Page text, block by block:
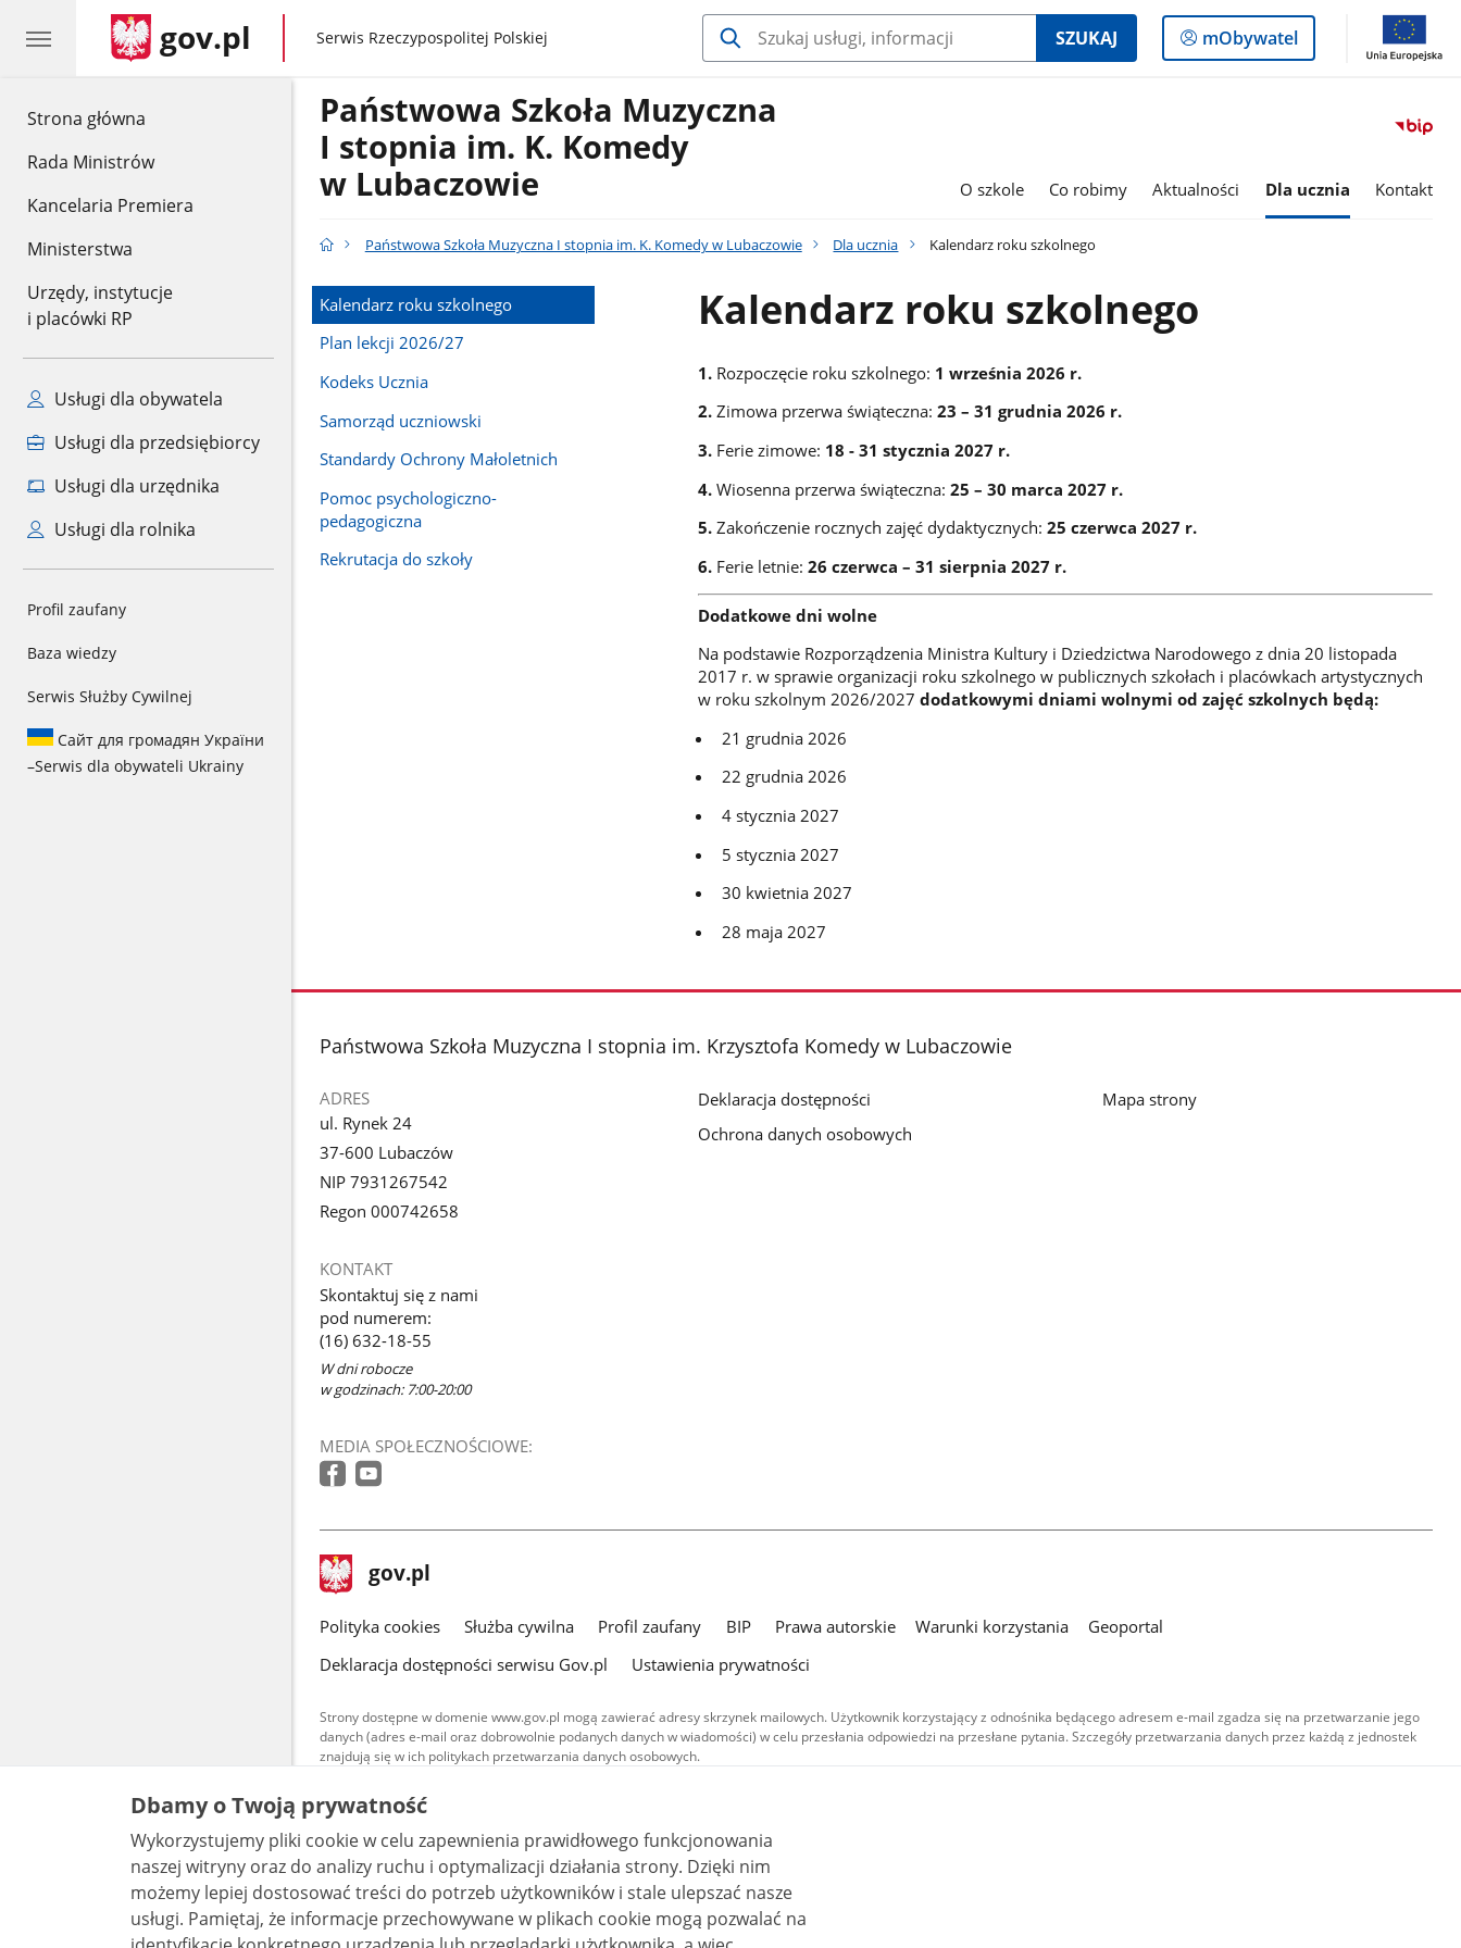
Strona główna
Rada Ministrów
Kancelaria Premiera
Ministerstwa
Urzędy, instytucje
i placówki RP
Usługi dla obywatela
Usługi dla przedsiębiorcy
Usługi dla urzędnika
Usługi dla rolnika
Profil zaufany
Baza wiedzy
Serwis Służby Cywilnej
Сайт для громадян України
–Serwis dla obywateli Ukrainy
gov.pl gov.pl
Serwis Rzeczypospolitej Polskiej SZUKAJ
Logowanie
do
mObywatel
Państwowa Szkoła Muzyczna
I stopnia im. K. Komedy
w Lubaczowie
O szkole Co robimy Aktualności Dla ucznia Kontakt
Państwowa Szkoła Muzyczna I stopnia im. K. Komedy w Lubaczowie Dla ucznia Kalendarz roku szkolnego
Kalendarz roku szkolnego
Plan lekcji 2026/27
Kodeks Ucznia
Samorząd uczniowski
Standardy Ochrony Małoletnich
Pomoc psychologiczno-
pedagogiczna
Rekrutacja do szkoły
Kalendarz roku szkolnego
1. Rozpoczęcie roku szkolnego: 1 września 2026 r.
2.Zimowa przerwa świąteczna:23 – 31 grudnia 2026 r.
3. Ferie zimowe: 18 - 31 stycznia 2027 r.
4.Wiosenna przerwa świąteczna: 25 – 30 marca 2027 r.
5.Zakończenie rocznych zajęć dydaktycznych:25 czerwca 2027 r.
6. Ferie letnie:26 czerwca – 31 sierpnia 2027 r.
Dodatkowe dni wolne
Na podstawie Rozporządzenia Ministra Kultury i Dziedzictwa Narodowego z dnia 20 listopada
2017 r. w sprawie organizacji roku szkolnego w publicznych szkołach i placówkach artystycznych
w roku szkolnym 2026/2027dodatkowymi dniami wolnymi od zajęć szkolnych będą:
21 grudnia 2026
22 grudnia 2026
4 stycznia 2027
5 stycznia 2027
30 kwietnia 2027
28 maja 2027
stopka
Państwowa Szkoła Muzyczna I stopnia im. Krzysztofa Komedy w Lubaczowie
ADRES
ul. Rynek 24
37-600 Lubaczów
NIP 7931267542
Regon 000742658
KONTAKT
Skontaktuj się z nami
pod numerem:
(16) 632-18-55
W dni robocze
w godzinach: 7:00-20:00
MEDIA SPOŁECZNOŚCIOWE:
Deklaracja dostępności
Ochrona danych osobowych
Mapa strony
stopka
gov.pl Strona
gov.pl
gov.pl
Polityka cookies Służba cywilna Profil zaufany BIP Prawa autorskie Warunki korzystania
Geoportal
Deklaracja dostępności serwisu Gov.pl
Ustawienia prywatności
Strony dostępne w domenie www.gov.pl mogą zawierać adresy skrzynek mailowych. Użytkownik korzystający z odnośnika będącego adresem e-mail zgadza się na przetwarzanie jego
danych (adres e-mail oraz dobrowolnie podanych danych w wiadomości) w celu przesłania odpowiedzi na przesłane pytania. Szczegóły przetwarzania danych przez każdą z jednostek
znajdują się w ich politykach przetwarzania danych osobowych.
Treści tekstowe publikowane w serwisie (z wyłączeniem treści audiowizualnych), są
udostępniane na licencji typu Creative Commons: uznanie autorstwa - na tych samych
warunkach 4.0 (CC BY-SA 4.0). Materiały audiowizualne, w tym zdjęcia, materiały audio i wideo,
są udostępniane na licencji typu Creative Commons: uznanie autorstwa użycie niekomercyjne -
bez utworów zależnych 4.0 (CC BY-NC-ND 4.0), o ile nie jest to stwierdzone inaczej.
Dbamy o Twoją prywatność
Wykorzystujemy pliki cookie w celu zapewnienia prawidłowego funkcjonowania
naszej witryny oraz do analizy ruchu i optymalizacji działania strony. Dzięki nim
możemy lepiej dostosować treści do potrzeb użytkowników i stale ulepszać nasze
usługi. Pamiętaj, że informacje przechowywane w plikach cookie mogą pozwalać na